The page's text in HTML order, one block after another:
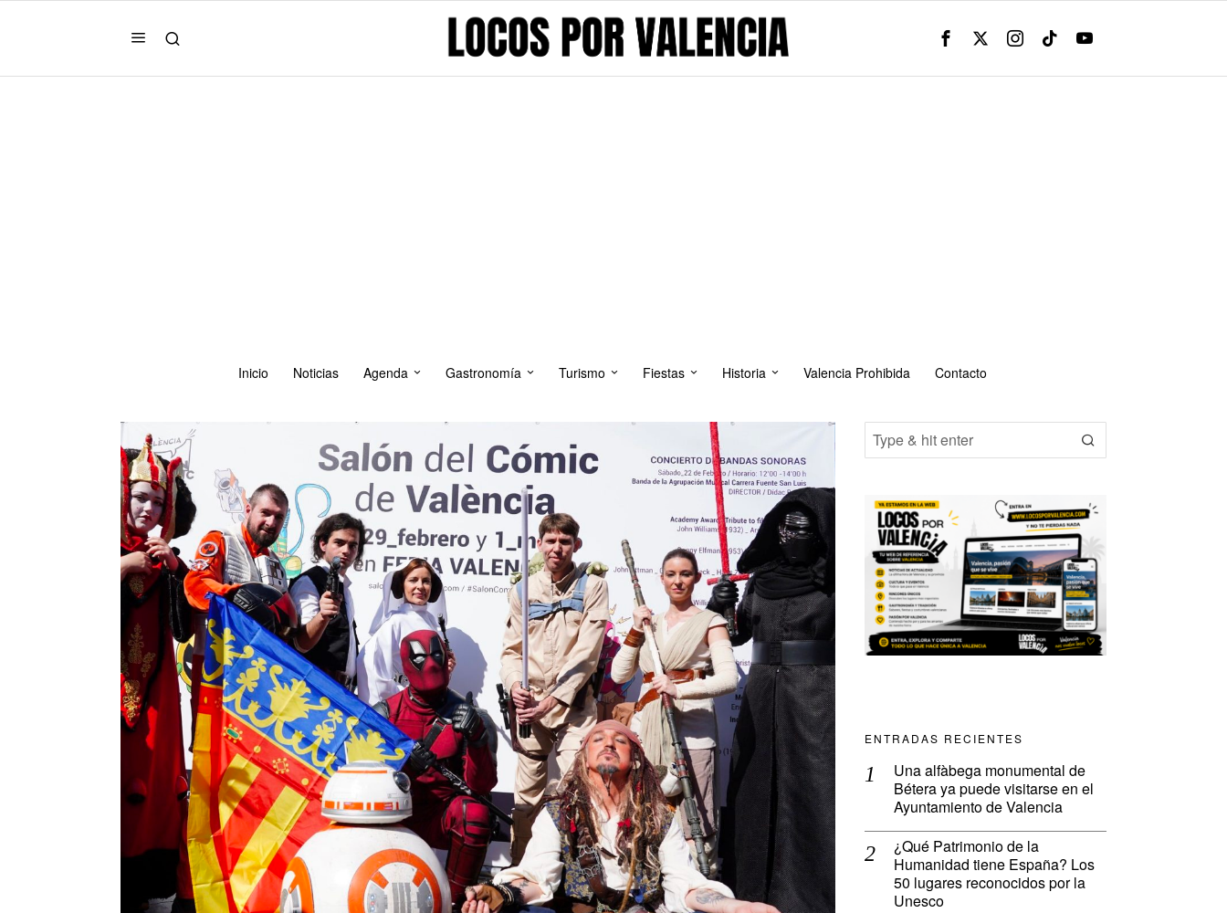
Inicio Noticias Agenda Gastronomía Turismo Fiestas Historia Valencia Prohibida Contacto
ENTRADAS RECIENTES
Una alfàbega monumental de
Bétera ya puede visitarse en el
Ayuntamiento de Valencia
¿Qué Patrimonio de la
Humanidad tiene España? Los
50 lugares reconocidos por la
Unesco